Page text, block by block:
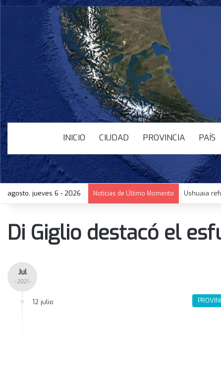
INICIO CIUDAD PROVINCIA PAÍS
agosto, jueves 6 - 2026 Noticias de Último Momento Ushuaia
Di Giglio destacó el
Jul
- 2021 -
12 julio